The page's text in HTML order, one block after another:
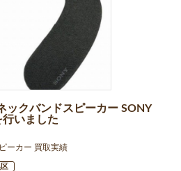
ックバンドスピーカー SONY
行いました
ーカー 買取実績